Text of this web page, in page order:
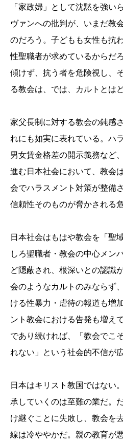
「家政婦」として沈黙を強い
ヴァンへの批判が、いまだ教
のだろう。子どもも女性も抗
性聖職者が求めているからだ
傾けず、抗う者を危険視し、
る教会は、では、カルトとは
家父長制に対する教会の鈍感
れにも如実に表れている。ハ
男女賃金格差の開示義務など
進む日本社会において、教会
会でハラスメント対策が整備
信頼性そのものが脅かされる
日本社会はもはや教会を「聖
しろ聖職者・教会の中心メン
ど隠蔽され、根深いとの認識
会のようなカルトのみならず
ける性暴力・虐待の報道も増
ント教会における告発も増え
であり続ければ、「教会でこ
れない」という社会的不信が
日本はキリスト教国ではない
承していくのは至難の業だ。
け継ぐことに失敗し、教会を
線は冷ややかだ。親の教育が